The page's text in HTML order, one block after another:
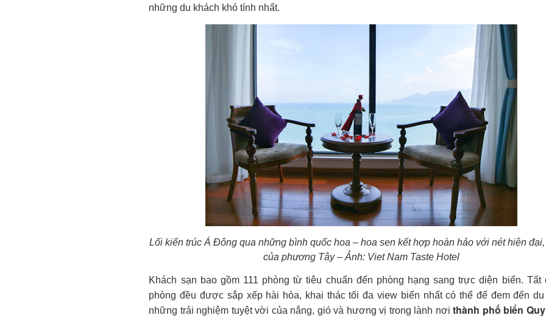
những du khách khó tính nhất.
Lối kiến trúc Á Đông qua những bình quốc hoa – hoa sen kết hợp hoàn hảo với nét hiện
của phương Tây – Ảnh: Viet Nam Taste Hotel
Khách sạn bao gồm 111 phòng từ tiêu chuẩn đến phòng hạng sang trực diện biển. Tất
phòng đều được sắp xếp hài hòa, khai thác tối đa view biển nhất có thể để đem đến du
những trải nghiệm tuyệt vời của nắng, gió và hương vị trong lành nơi thành phố biển